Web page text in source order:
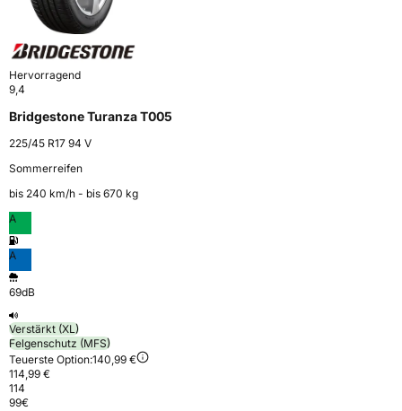
Hervorragend
9,4
Bridgestone Turanza T005
225/45 R17 94 V
Sommerreifen
bis 240 km⁠/⁠h - bis 670 kg
A
A
69dB
Verstärkt (XL)
Felgenschutz (MFS)
Teuerste Option:140,99 €
114,99 €
114
99€